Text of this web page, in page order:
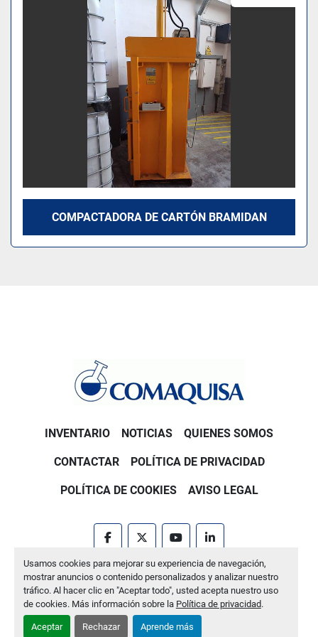
Usamos cookies para mejorar su experiencia de navegación,
mostrar anuncios o contenido personalizados y analizar nuestro
tráfico. Al hacer clic en "Aceptar todo", usted acepta nuestro uso
de cookies. Más información sobre la Política de privacidad.
Aceptar Rechazar Aprende más
COMPACTADORA DE CARTÓN BRAMIDAN
INVENTARIO NOTICIAS QUIENES SOMOS
CONTACTAR POLÍTICA DE PRIVACIDAD
POLÍTICA DE COOKIES AVISO LEGAL
facebooktwitter youtubelinkedin
Machinio Systemsitio web deMachinio
Administrar cookies